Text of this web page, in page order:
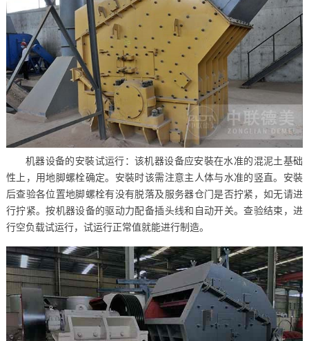
机器设备的安裝试运行：该机器设备应安裝在水准的混泥土基础
性上，用地脚螺栓确定。安裝时该需注意主人体与水准的竖直。安裝
后查验各位置地脚螺栓有没有脱落及服务器仓门是否拧紧，如无请进
行拧紧。按机器设备的驱动力配备插头线和自动开关。查验结束，进
行空负载试运行，试运行正常值就能进行制造。